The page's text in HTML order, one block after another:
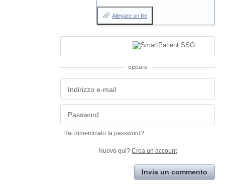
Allegare un file
oppure
Hai dimenticato la password?
Nuovo qui? Crea un account
Invia un commento